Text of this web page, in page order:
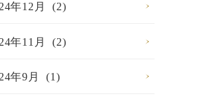
年12月 (2)
年11月 (2)
年9月 (1)